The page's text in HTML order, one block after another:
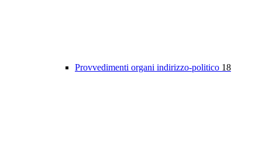
Provvedimenti organi indirizzo-politico 18